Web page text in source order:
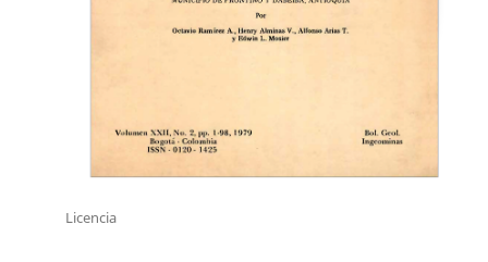
Licencia